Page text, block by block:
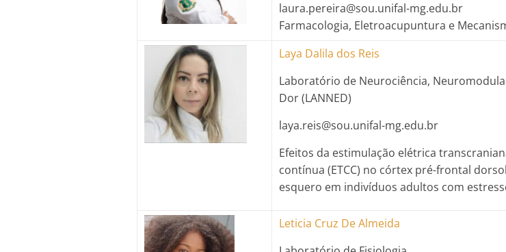
laura.pereira@sou.unifal-mg.edu.br
Farmacologia, Eletroacupuntura e
Laya Dalila dos Reis
Laboratório de Neurociência,
Dor (LANNED)
laya.reis@sou.unifal-mg.edu.br
Efeitos da estimulação elétrica
contínua (ETCC) no córtex pré-frontal
esquero em indivíduos adultos com
Leticia Cruz De Almeida